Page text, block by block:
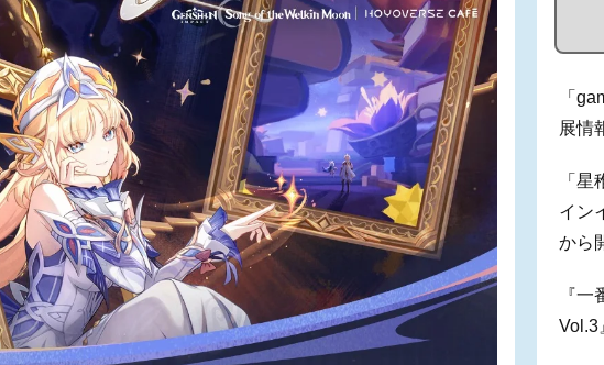
「
展情
「
イン
から
『
Vol.3